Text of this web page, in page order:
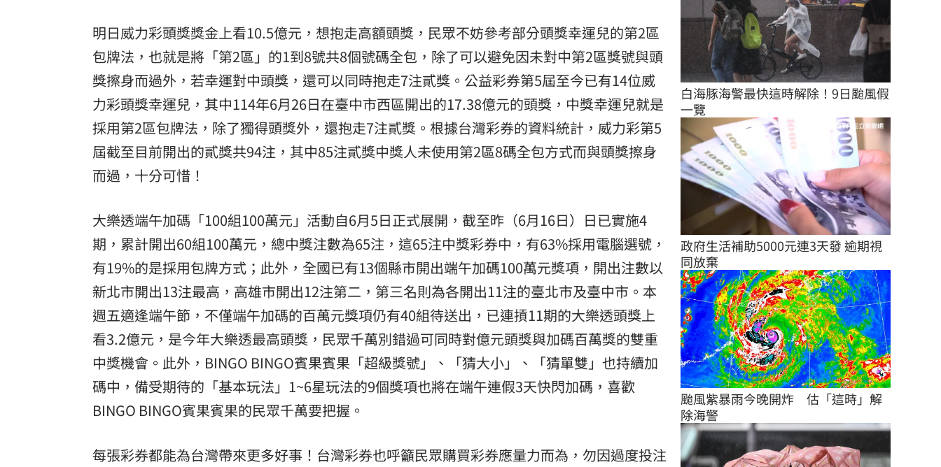
明日威力彩頭獎獎金上看10.5億元，想抱走高額頭獎，民眾不妨參考部分頭獎幸運兒的第2區
包牌法，也就是將「第2區」的1到8號共8個號碼全包，除了可以避免因未對中第2區獎號與頭
獎擦身而過外，若幸運對中頭獎，還可以同時抱走7注貳獎。公益彩券第5屆至今已有14位威
力彩頭獎幸運兒，其中114年6月26日在臺中市西區開出的17.38億元的頭獎，中獎幸運兒就是
採用第2區包牌法，除了獨得頭獎外，還抱走7注貳獎。根據台灣彩券的資料統計，威力彩第5
屆截至目前開出的貳獎共94注，其中85注貳獎中獎人未使用第2區8碼全包方式而與頭獎擦身
而過，十分可惜！
大樂透端午加碼「100組100萬元」活動自6月5日正式展開，截至昨（6月16日）日已實施4
期，累計開出60組100萬元，總中獎注數為65注，這65注中獎彩券中，有63%採用電腦選號，
有19%的是採用包牌方式；此外，全國已有13個縣市開出端午加碼100萬元獎項，開出注數以
新北市開出13注最高，高雄市開出12注第二，第三名則為各開出11注的臺北市及臺中市。本
週五適逢端午節，不僅端午加碼的百萬元獎項仍有40組待送出，已連摃11期的大樂透頭獎上
看3.2億元，是今年大樂透最高頭獎，民眾千萬別錯過可同時對億元頭獎與加碼百萬獎的雙重
中獎機會。此外，BINGO BINGO賓果賓果「超級獎號」、「猜大小」、「猜單雙」也持續加
碼中，備受期待的「基本玩法」1~6星玩法的9個獎項也將在端午連假3天快閃加碼，喜歡
BINGO BINGO賓果賓果的民眾千萬要把握。
每張彩券都能為台灣帶來更多好事！台灣彩券也呼籲民眾購買彩券應量力而為，勿因過度投注
白海豚海警最快這時解除！9日颱風假
一覽
政府生活補助5000元連3天發 逾期視
同放棄
颱風紫暴雨今晚開炸　估「這時」解
除海警